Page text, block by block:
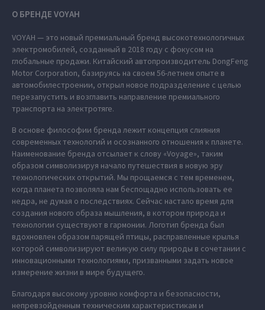
О БРЕНДЕ VOYAH
VOYAH — это новый премиальный бренд высокотехнологичных
электромобилей, созданный в 2018 году с фокусом на
глобальные продажи. Китайский автопроизводитель DongFeng
Motor Corporation, базируясь на своем 56-летнем опыте в
автомобилестроении, открыл новое подразделение с целью
перезапустить и возглавить направление премиального
транспорта на электротяге.
В основе философии бренда лежит концепция слияния
современных технологий и осознанного отношения к планете.
Наименование бренда отсылает к слову «Voyage», таким
образом символизируя начало путешествия в новую эру
технологических открытий. Мы прощаемся с тем временем,
когда планета позволяла нам беспощадно использовать ее
недра, не думая о последствиях. Сейчас настало время для
создания нового образа мышления, в котором природа и
технологии существуют в гармонии. Логотип бренда был
вдохновлен образом парящей птицы, расправленные крылья
которой символизируют великую силу природы в сочетании с
инновационными технологиями, призванными задать новое
измерение жизни в мире будущего.
Благодаря высокому уровню комфорта и безопасности,
непревзойденным техническим характеристикам и